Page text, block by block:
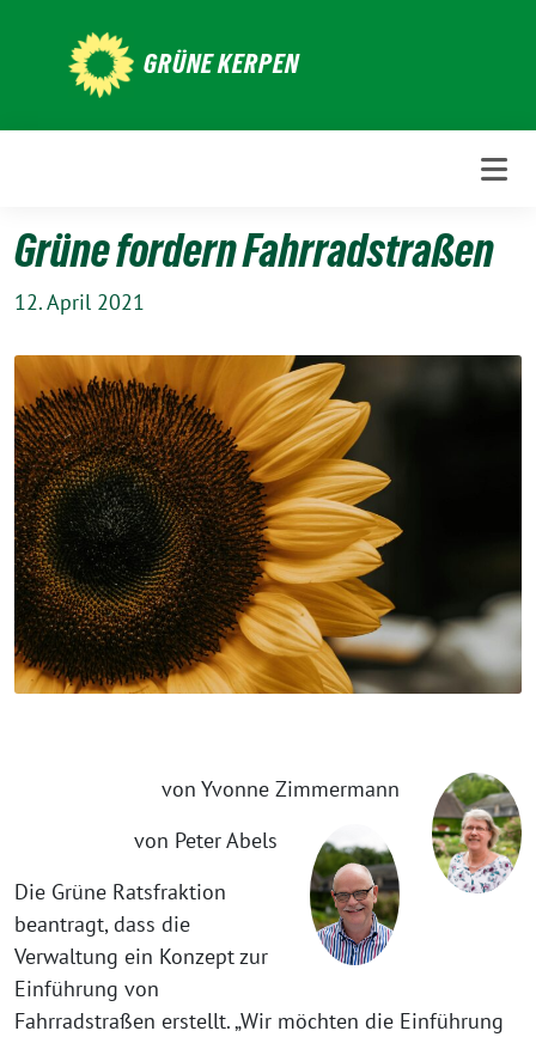
GRÜNE KERPEN
Grüne fordern Fahrradstraßen
12. April 2021
von Yvonne Zimmermann
von Peter Abels
Die Grüne Ratsfraktion
beantragt, dass die
Verwaltung ein Konzept zur
Einführung von
Fahrradstraßen erstellt. „Wir möchten die Einführung